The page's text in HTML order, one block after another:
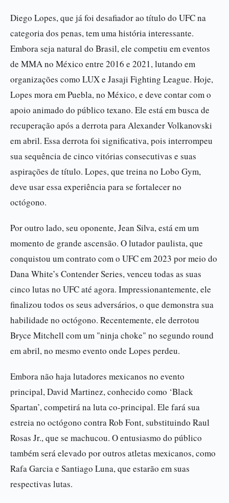
Diego Lopes, que já foi desafiador ao título do UFC na
categoria dos penas, tem uma história interessante.
Embora seja natural do Brasil, ele competiu em eventos
de MMA no México entre 2016 e 2021, lutando em
organizações como LUX e Jasaji Fighting League. Hoje,
Lopes mora em Puebla, no México, e deve contar com o
apoio animado do público texano. Ele está em busca de
recuperação após a derrota para Alexander Volkanovski
em abril. Essa derrota foi significativa, pois interrompeu
sua sequência de cinco vitórias consecutivas e suas
aspirações de título. Lopes, que treina no Lobo Gym,
deve usar essa experiência para se fortalecer no
octógono.
Por outro lado, seu oponente, Jean Silva, está em um
momento de grande ascensão. O lutador paulista, que
conquistou um contrato com o UFC em 2023 por meio do
Dana White’s Contender Series, venceu todas as suas
cinco lutas no UFC até agora. Impressionantemente, ele
finalizou todos os seus adversários, o que demonstra sua
habilidade no octógono. Recentemente, ele derrotou
Bryce Mitchell com um "ninja choke" no segundo round
em abril, no mesmo evento onde Lopes perdeu.
Embora não haja lutadores mexicanos no evento
principal, David Martinez, conhecido como ‘Black
Spartan’, competirá na luta co-principal. Ele fará sua
estreia no octógono contra Rob Font, substituindo Raul
Rosas Jr., que se machucou. O entusiasmo do público
também será elevado por outros atletas mexicanos, como
Rafa Garcia e Santiago Luna, que estarão em suas
respectivas lutas.